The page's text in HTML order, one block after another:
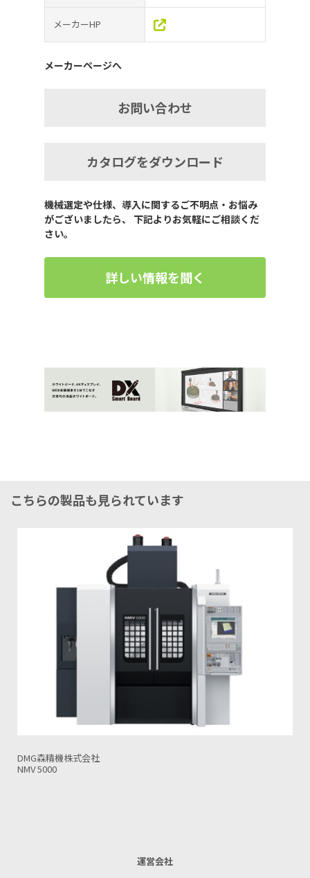
メーカーHP
メーカーページへ
お問い合わせ
カタログをダウンロード
機械選定や仕様、導入に関するご不明点・お悩み
がございましたら、 下記よりお気軽にご相談くだ
さい。
詳しい情報を聞く
こちらの製品も見られています
オークマ株式会社
運営会社